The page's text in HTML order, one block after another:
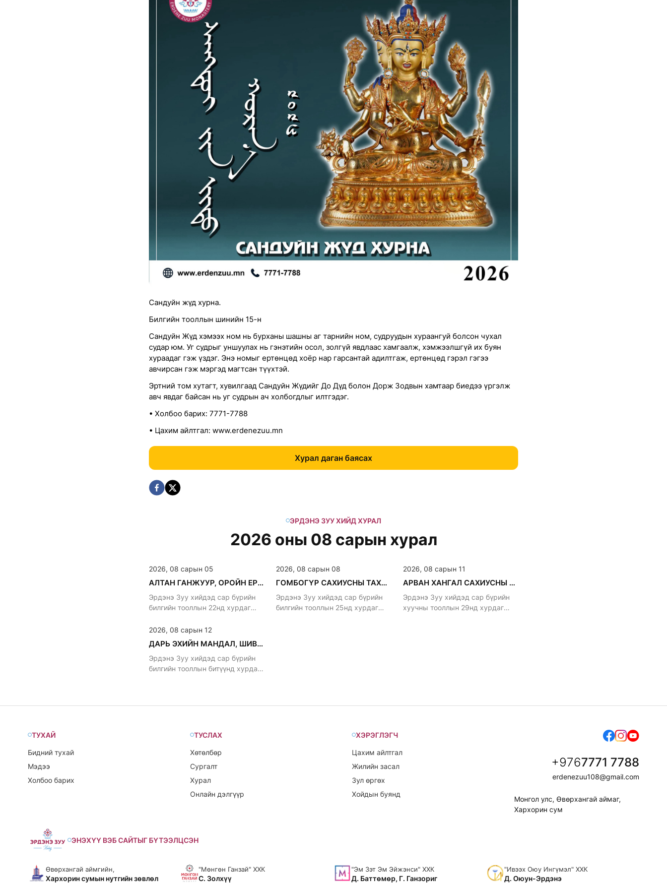
Сандуйн жүд хурна.
Билгийн тооллын шинийн 15-н
Сандуйн Жүд хэмээх ном нь бурханы шашны аг тарнийн ном, судруудын хураангуй болсон чухал
судар юм. Уг судрыг уншуулах нь гэнэтийн осол, золгүй явдлаас хамгаалж, хэмжээлшгүй их буян
хураадаг гэж үздэг. Энэ номыг ертөнцөд хоёр нар гарсантай адилтгаж, ертөнцөд гэрэл гэгээ
авчирсан гэж мэргэд магтсан түүхтэй.
Эртний том хутагт, хувилгаад Сандуйн Жүдийг До Дүд болон Дорж Зодвын хамтаар биедээ үргэлж
авч явдаг байсан нь уг судрын ач холбогдлыг илтгэдэг.
• Холбоо барих: 7771-7788
• Цахим айлтгал: www.erdenezuu.mn
Хурал даган баясах
ЭРДЭНЭ ЗУУ ХИЙД ХУРАЛ
2026 оны 08 сарын хурал
2026, 08 сарын 05
АЛТАН ГАНЖУУР, ОРОЙН ЕРӨӨЛ ХУРНА.
Эрдэнэ Зуу хийдэд сар бүрийн
билгийн тооллын 22нд хурдаг
2026, 08 сарын 08
ГОМБОГҮР САХИУСНЫ ТАХИЛГА
Эрдэнэ Зуу хийдэд сар бүрийн
билгийн тооллын 25нд хурдаг
2026, 08 сарын 11
АРВАН ХАНГАЛ САХИУСНЫ ХУРАЛ
Эрдэнэ Зуу хийдэд сар бүрийн
хуучны тооллын 29нд хурдаг
2026, 08 сарын 12
ДАРЬ ЭХИЙН МАНДАЛ, ШИВА ХУРНА
Эрдэнэ Зуу хийдэд сар бүрийн
билгийн тооллын битүүнд хурдаг
ТУХАЙ
Бидний тухай
Мэдээ
Холбоо барих
ТУСЛАХ
Хөтөлбөр
Сургалт
Хурал
Онлайн дэлгүүр
ХЭРЭГЛЭГЧ
Цахим айлтгал
Жилийн засал
Зул өргөх
Хойдын буянд
+9767771 7788
erdenezuu108@gmail.com
Монгол улс, Өвөрхангай аймаг,
Хархорин сум
ЭНЭХҮҮ ВЭБ САЙТЫГ БҮТЭЭЛЦСЭН
Өвөрхангай аймгийн,
Хархорин сумын нутгийн зөвлөл
"Мөнгөн Ганзай" ХХК
С. Золхүү
"Эм Зэт Эм Эйжэнси" ХХК
Д. Баттөмөр, Г. Ганзориг
"Ивээх Оюу Ингүмэл" ХХК
Д. Оюун-Эрдэнэ